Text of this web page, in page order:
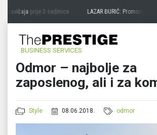
zavičajaprije 3 sedmice LAZAR ĐURIĆ: Promocija
BUSINESS SERVICES
Odmor – najbolje za
zaposlenog, ali i za
Style 08.06.2018. odmor